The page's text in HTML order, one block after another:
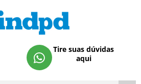
Tire suas dúvidas
aqui